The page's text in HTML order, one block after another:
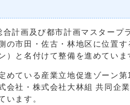
計画及び都市計画マスタープ
の市田・佐古・林地区に位置
）と名付けて整備を進めていま
ている産業立地促進ゾーン
会社・株式会社大林組 共同企
います。